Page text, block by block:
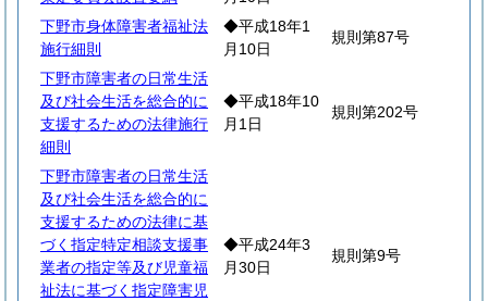
下野市身体障害者福祉法
施行細則
◆平成18年1
月10日
規則第87号
下野市障害者の日常生活
及び社会生活を総合的に
支援するための法律施行
細則
◆平成18年10
月1日
規則第202号
下野市障害者の日常生活
及び社会生活を総合的に
支援するための法律に基
づく指定特定相談支援事
業者の指定等及び児童福
祉法に基づく指定障害児
◆平成24年3
月30日
規則第9号